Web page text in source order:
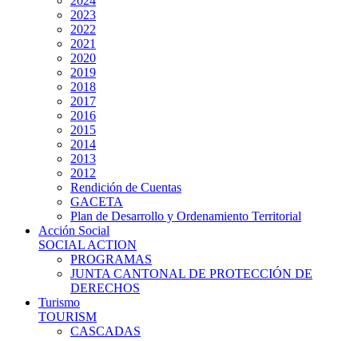
2023
2022
2021
2020
2019
2018
2017
2016
2015
2014
2013
2012
Rendición de Cuentas
GACETA
Plan de Desarrollo y Ordenamiento Territorial
Acción Social
SOCIAL ACTION
PROGRAMAS
JUNTA CANTONAL DE PROTECCIÓN DE
DERECHOS
Turismo
TOURISM
CASCADAS